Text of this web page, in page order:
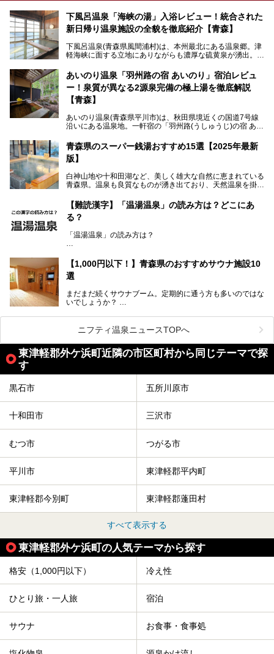
下風呂温泉「海峡の湯」入浴レビュー！統合された
新日帰り温泉施設の全貌を徹底紹介【青森】
下風呂温泉(青森県風間浦村)は、本州最北にある温泉郷。津
軽海峡に面する立地にありながらも濃厚な硫黄泉が湧出。良
泉ファンが訪れる温泉地です。
「海峡の湯」は、以前あった2つの共同浴場を統合し、2020
年12月にオープンした日帰り入浴施設。かつて別々の共同
浴場で使用された2つの源泉を楽しめる点が魅力です。また
無料休憩室や食事処も併設し、地元常連客のみならず観光客
にも利用しやすい施設へ変貌しました。
今回、筆者は実際に海峡の湯へ訪問・入浴し、その魅力を徹
底解説します！
あいのり温泉「羽州路の宿 あいのり」宿泊レビュ
ー！泉質が異なる2源泉完備の極上湯を徹底解説
【青森】
あいのり温泉(青森県平川市)は、秋田県境近くの国道7号線
沿いにある温泉地。一軒宿の「羽州路(うしゅうじ)の宿 あい
(通称:赤湯)と無色透明の単純温泉という2種類の源泉を使用
し、いずれも源泉100％かけ流しで提供している点でしょ
う。
今回筆者は実際に宿泊し、大浴場と露天風呂付き客室を中心
に「羽州路の宿 あいのり」を詳細にご紹介。秋田県側を含
ですが、実はあいのり温泉も決して見逃せない極上湯のひと
つ。その魅力を徹底解説します！
青森県のスーパー銭湯おすすめ15選【2025年最新
版】
白神山地や十和田湖など、美しく雄大な自然に恵まれている
青森県。温泉も良質なものが湧き出ており、天然温泉を掛け
の山並みを眺めながら温泉に浸かり、お食事処でおいしいご
当地グルメを味わうひとときは格別ですね！
今回は、青森県でおすすめのスーパー銭湯を紹介します。
ください。
【難読漢字】「温湯温泉」の読み方は？どこにあ
る？
「温湯温泉」の読み方は？
か？
【1,000円以下！】青森県のおすすめサウナ施設10
選
まだまだ続くサウナブーム。定期的に通う方も多いのではな
いでしょうか？
そこでコスパ抜群！1,000円以下でサウナを楽しめる施設を
紹介します。
格安でも充実の施設でサウナを楽しみませんか？
ニフティ温泉ニュースTOPへ
東津軽郡外ケ浜町近隣の市区町村から同じテーマで探
す
黒石市 五所川原市
十和田市 三沢市
むつ市 つがる市
平川市 東津軽郡平内町
東津軽郡今別町 東津軽郡蓬田村
すべて表示する
東津軽郡外ケ浜町の人気テーマから探す
格安（1,000円以下） 冷え性
ひとり旅・一人旅 宿泊
サウナ お食事・食事処